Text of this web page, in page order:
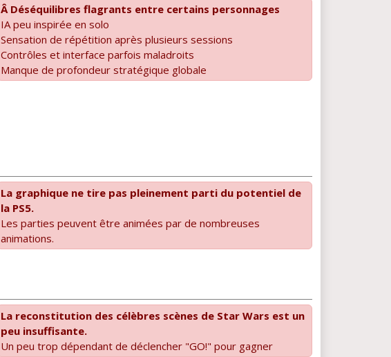
Â Déséquilibres flagrants entre certains personnages
IA peu inspirée en solo
Sensation de répétition après plusieurs sessions
Contrôles et interface parfois maladroits
Manque de profondeur stratégique globale
La graphique ne tire pas pleinement parti du potentiel de
la PS5.
Les parties peuvent être animées par de nombreuses
animations.
La reconstitution des célèbres scènes de Star Wars est un
peu insuffisante.
Un peu trop dépendant de déclencher "GO!" pour gagner